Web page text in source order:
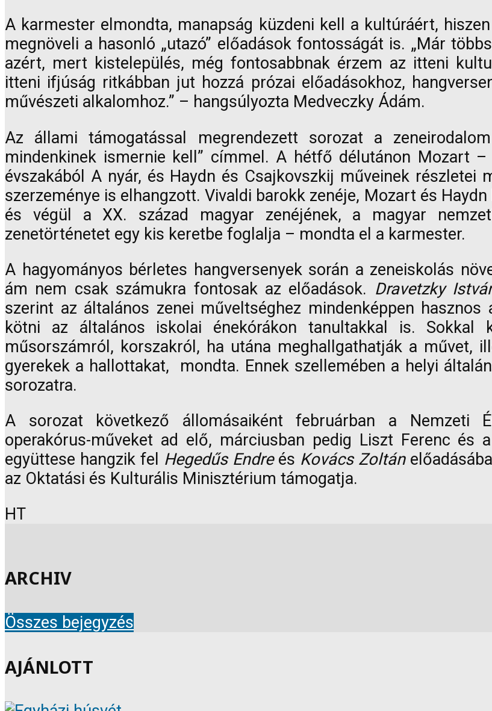
A karmester elmondta, manapság küzdeni kell a kultúráért,
megnöveli a hasonló „utazó” előadások fontosságát is. „Már
azért, mert kistelepülés, még fontosabbnak érzem az itteni
itteni ifjúság ritkábban jut hozzá prózai előadásokhoz,
művészeti alkalomhoz.” – hangsúlyozta Medveczky Ádám.
Az állami támogatással megrendezett sorozat a
mindenkinek ismernie kell” címmel. A hétfő délutánon Mozart
évszakából A nyár, és Haydn és Csajkovszkij műveinek részletei
szerzeménye is elhangzott. Vivaldi barokk zenéje, Mozart és
és végül a XX. század magyar zenéjének, a magyar
zenetörténetet egy kis keretbe foglalja – mondta el a karmester.
A hagyományos bérletes hangversenyek során a zeneiskolás
ám nem csak számukra fontosak az előadások. Dravetzky
szerint az általános zenei műveltséghez mindenképpen
kötni az általános iskolai énekórákon tanultakkal is. Sokkal
műsorszámról, korszakról, ha utána meghallgathatják a művet,
gyerekek a hallottakat, mondta. Ennek szellemében a helyi
sorozatra.
A sorozat következő állomásaiként februárban a Nemzeti
operakórus-műveket ad elő, márciusban pedig Liszt Ferenc és
együttese hangzik fel Hegedűs Endreés Kovács Zoltán
az Oktatási és Kulturális Minisztérium támogatja.
HT
ARCHIV
Összes bejegyzés
AJÁNLOTT